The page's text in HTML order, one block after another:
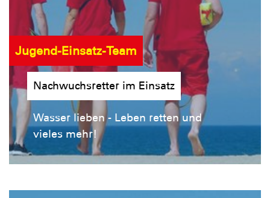
Jugend-Einsatz-Team
Nachwuchsretter im Einsatz
Wasser lieben - Leben retten und
vieles mehr!